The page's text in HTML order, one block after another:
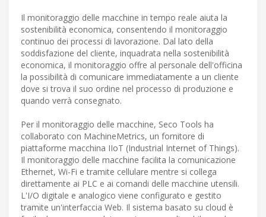
Il monitoraggio delle macchine in tempo reale aiuta la
sostenibilità economica, consentendo il monitoraggio
continuo dei processi di lavorazione. Dal lato della
soddisfazione del cliente, inquadrata nella sostenibilità
economica, il monitoraggio offre al personale dell'officina
la possibilità di comunicare immediatamente a un cliente
dove si trova il suo ordine nel processo di produzione e
quando verrà consegnato.
Per il monitoraggio delle macchine, Seco Tools ha
collaborato con MachineMetrics, un fornitore di
piattaforme macchina IIoT (Industrial Internet of Things).
Il monitoraggio delle macchine facilita la comunicazione
Ethernet, Wi-Fi e tramite cellulare mentre si collega
direttamente ai PLC e ai comandi delle macchine utensili.
L'I/O digitale e analogico viene configurato e gestito
tramite un'interfaccia Web. Il sistema basato su cloud è